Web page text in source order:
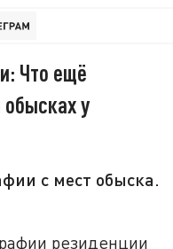
Что ещё
обысках у
с мест обыска.
резиденции